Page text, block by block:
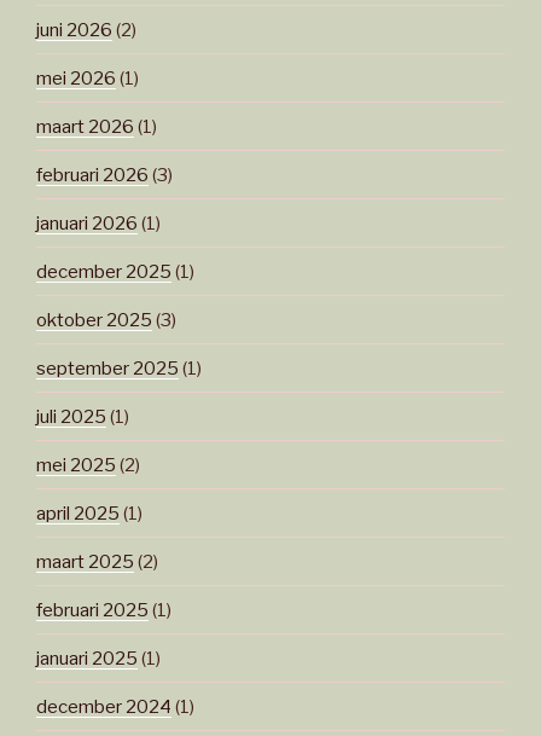
juni 2026 (2)
mei 2026 (1)
maart 2026 (1)
februari 2026 (3)
januari 2026 (1)
december 2025 (1)
oktober 2025 (3)
september 2025 (1)
juli 2025 (1)
mei 2025 (2)
april 2025 (1)
maart 2025 (2)
februari 2025 (1)
januari 2025 (1)
december 2024 (1)